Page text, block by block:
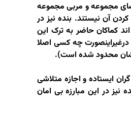
مجموعه و مربی مجموعه
آن نیستند. بنده نیز در
کماکان حاضر به ترک این
چه کسی اصلا
محدود شده است).
ایستاده و اجازه متلاشی
نیز در این مبارزه بی امان